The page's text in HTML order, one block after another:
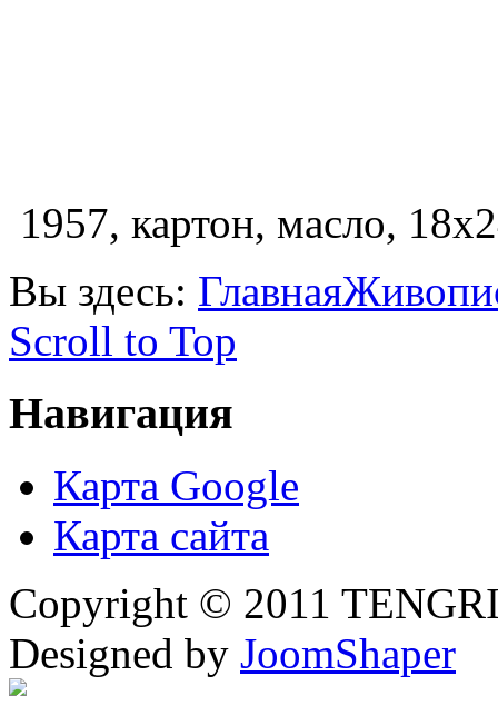
1957, картон, масло,
Вы здесь: Главная
Scroll to Top
Навигация
Карта Google
Карта сайта
Copyright © 2011
Designed by JoomShaper